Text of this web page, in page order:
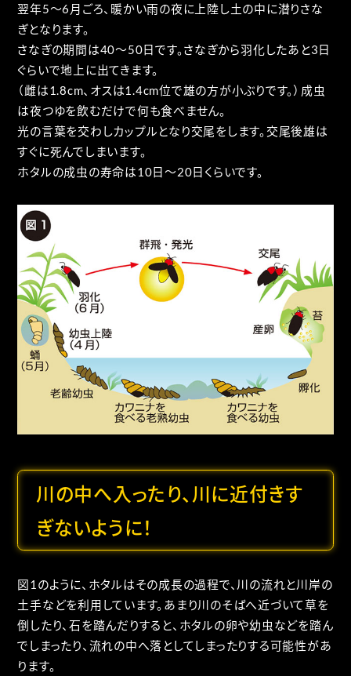
翌年5～6月ごろ、暖かい雨の夜に上陸し土の中に潜りさな
ぎとなります。
さなぎの期間は40～50日です。さなぎから羽化したあと3日
ぐらいで地上に出てきます。
（雌は1.8cm、オスは1.4cm位で雄の方が小ぶりです。）成虫
は夜つゆを飲むだけで何も食べません。
光の言葉を交わしカップルとなり交尾をします。交尾後雄は
すぐに死んでしまいます。
ホタルの成虫の寿命は10日～20日くらいです。
川の中へ入ったり、川に近付きす
ぎないように！
図1のように、ホタルはその成長の過程で、川の流れと川岸の
土手などを利用しています。あまり川のそばへ近づいて草を
倒したり、石を踏んだりすると、ホタルの卵や幼虫などを踏ん
でしまったり、流れの中へ落としてしまったりする可能性があ
ります。